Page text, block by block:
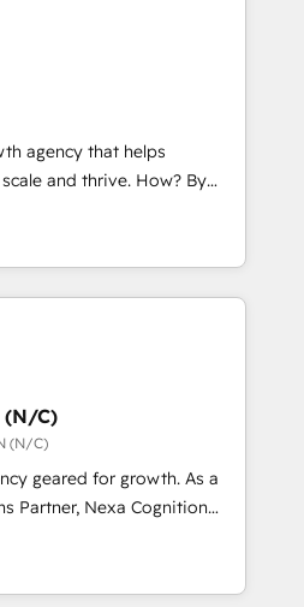
professional services,
real estate, technology,
services, transportation
staffing and recruiting,
contractors. Our
Solutions, Digital
As a fully
agency that helps
thrive. How? By
every single revenue-
We’re proud
Partners and devout CRM
HubSpot’s custom digital
leads and crushes your
we'd love to work with you
between systems
strategies Time-
(N/C)
(N/C)
geared for growth. As a
Partner, Nexa Cognition
HubSpot Partners and
standing partners since
to harness the full